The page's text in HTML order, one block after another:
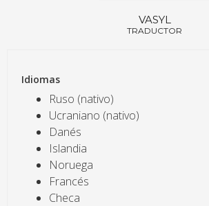
VASYL
TRADUCTOR
Idiomas
Ruso (nativo)
Ucraniano (nativo)
Danés
Islandia
Noruega
Francés
Checa